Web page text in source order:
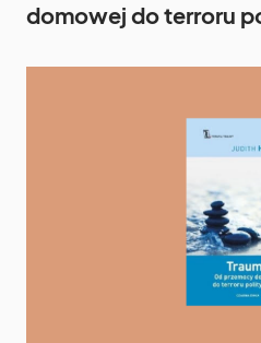
domowej do terroru